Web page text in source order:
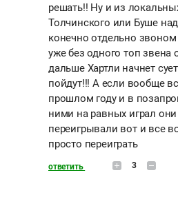
решать!! Ну и из
Толчинского или Буше
конечно отдельно звоном
уже без одного топ звена
дальше Хартли начнет
пойдут!!! А если вообще
прошлом году и в
ними на равных играл они
переигрывали вот и все
просто переиграть
ответить 3